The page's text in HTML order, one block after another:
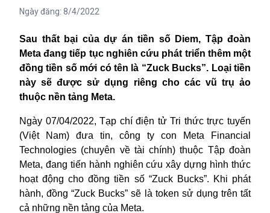
Ngày đăng: 8/4/2022
Sau thất bại của dự án tiền số Diem, Tập đoàn
Meta đang tiếp tục nghiên cứu phát triển thêm một
đồng tiền số mới có tên là “Zuck Bucks”. Loại tiền
này sẽ được sử dụng riêng cho các vũ trụ ảo
thuộc nền tảng Meta.
Ngày 07/04/2022, Tạp chí điện tử Tri thức trực tuyến
(Việt Nam) đưa tin, công ty con Meta Financial
Technologies (chuyên về tài chính) thuộc Tập đoàn
Meta, đang tiến hành nghiên cứu xây dựng hình thức
hoạt động cho đồng tiền số “Zuck Bucks”. Khi phát
hành, đồng “Zuck Bucks” sẽ là token sử dụng trên tất
cả những nền tảng của Meta.